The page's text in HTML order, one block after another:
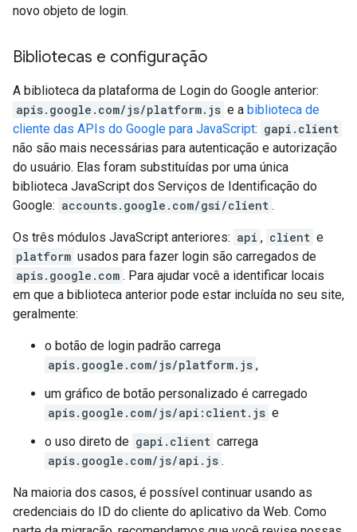
novo objeto de login.
Bibliotecas e configuração
A biblioteca da plataforma de Login do Google anterior:
apis.google.com/js/platform.js e a biblioteca de
cliente das APIs do Google para JavaScript: gapi.client
não são mais necessárias para autenticação e autorização
do usuário. Elas foram substituídas por uma única
biblioteca JavaScript dos Serviços de Identificação do
Google: accounts.google.com/gsi/client .
Os três módulos JavaScript anteriores: api , client e
platform usados para fazer login são carregados de
apis.google.com . Para ajudar você a identificar locais
em que a biblioteca anterior pode estar incluída no seu site,
geralmente:
o botão de login padrão carrega
apis.google.com/js/platform.js ,
um gráfico de botão personalizado é carregado
apis.google.com/js/api:client.js e
o uso direto de gapi.client carrega
apis.google.com/js/api.js .
Na maioria dos casos, é possível continuar usando as
credenciais do ID do cliente do aplicativo da Web. Como